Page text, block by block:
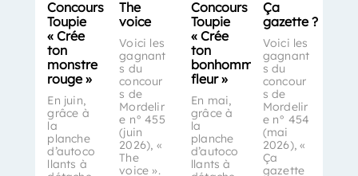
Concours
Toupie
« Crée
ton
monstre
rouge »
En juin,
grâce à
la
planche
d’autoco
llants à
The
voice
Voici les
gagnant
s du
concour
s de
Mordelir
e n° 455
(juin
2026), «
The
voice ».
Concours
Toupie
« Crée
ton
bonhomme-
fleur »
En mai,
grâce à
la
planche
d’autoco
llants à
Ça
gazette ?
Voici les
gagnant
s du
concour
s de
Mordelir
e n° 454
(mai
2026), «
Ça
gazette